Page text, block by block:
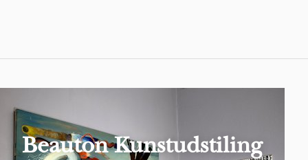
Beauton Kunstudstiling